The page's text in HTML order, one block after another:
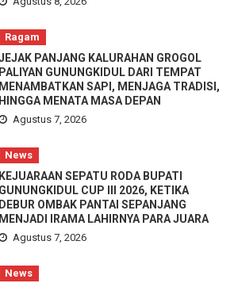
Ragam
PANJANG KALURAHAN GROGOL
PALIYAN GUNUNGKIDUL DARI TEMPAT
MENAMBATKAN SAPI, MENJAGA TRADISI,
HINGGA MENATA MASA DEPAN
Agustus 7, 2026
News
KEJUARAAN SEPATU RODA BUPATI
GUNUNGKIDUL CUP III 2026, KETIKA
DEBUR OMBAK PANTAI SEPANJANG
MENJADI IRAMA LAHIRNYA PARA JUARA
Agustus 7, 2026
News